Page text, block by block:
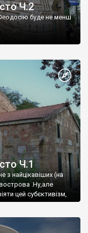
Ч.2
буде не менш
Ч.1
з найцікавіших (на
.Ну,але
цей субєктивізм,